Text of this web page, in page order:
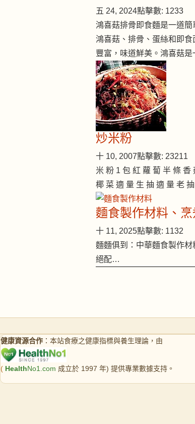
五 24, 2024點擊數: 1233
鴻喜菇排骨即食麵是一道
鴻喜菇、排骨、蛋絲和即
豐富，味道鮮美。鴻喜菇
炒米粉
十 10, 2007點擊數: 23211
米 粉 1 包 紅 蘿 蔔 半 條 香
椰 菜 適 量 生 抽 適 量 老
麵食製作材料、
十 11, 2025點擊數: 1132
麵麵俱到：中華麵食製作
絕配…
健康資源合作 ：本站食療之健康指標與養生理論，由
( HealthNo1.com 成立於 1997 年) 提供專業數據支持。